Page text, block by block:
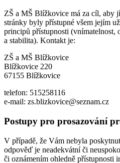
ZŠ a MŠ Blížkovice má za cíl, aby
stránky byly přístupné všem jejím
principů přístupnosti (vnímatelnost,
a stabilita). Kontakt je:
ZŠ a MŠ Blížkovice
Blížkovice 220
67155 Blížkovice
telefon: 515258116
e-mail: zs.blizkovice@seznam.cz
Postupy pro prosazování
V případě, že Vám nebyla
odpověď je neadekvátní či
či oznámením ohledně přístupnosti